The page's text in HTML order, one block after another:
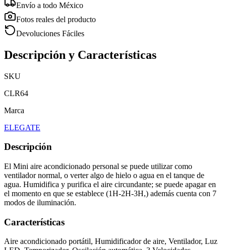
Envío a todo México
Fotos reales del producto
Devoluciones Fáciles
Descripción y Características
SKU
CLR64
Marca
ELEGATE
Descripción
El Mini aire acondicionado personal se puede utilizar como
ventilador normal, o verter algo de hielo o agua en el tanque de
agua. Humidifica y purifica el aire circundante; se puede apagar en
el momento en que se establece (1H-2H-3H,) además cuenta con 7
modos de iluminación.
Características
Aire acondicionado portátil, Humidificador de aire, Ventilador, Luz